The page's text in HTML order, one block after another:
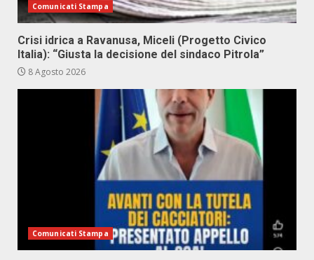
Comunicati Stampa
Crisi idrica a Ravanusa, Miceli (Progetto Civico
Italia): “Giusta la decisione del sindaco Pitrola”
8 Agosto 2026
Comunicati Stampa